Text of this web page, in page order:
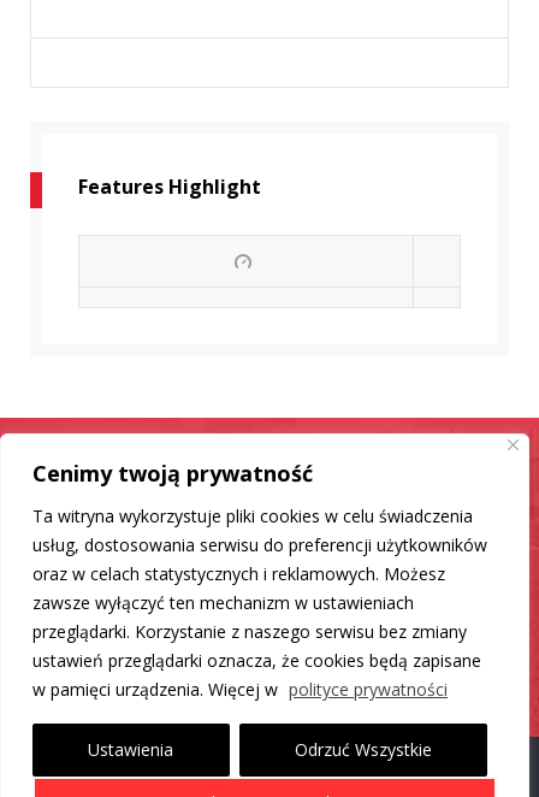
Cenimy twoją prywatność
Ta witryna wykorzystuje pliki cookies w celu świadczenia
usług, dostosowania serwisu do preferencji użytkowników
oraz w celach statystycznych i reklamowych. Możesz
zawsze wyłączyć ten mechanizm w ustawieniach
przeglądarki. Korzystanie z naszego serwisu bez zmiany
ustawień przeglądarki oznacza, że cookies będą zapisane
w pamięci urządzenia. Więcej w polityce prywatności
Ustawienia Odrzuć Wszystkie
Features Highlight
Samochód jak nowy
Mamy dla Ciebie rozwiązanie
DO LISTY PRODUKTÓW
Proudly powered by WordPress|Theme: Carlistings byWP